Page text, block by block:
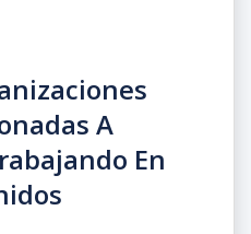
A
En